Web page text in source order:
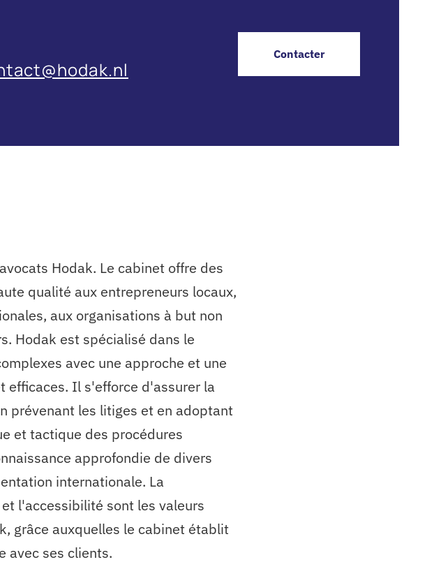
Contacter
Hodak. Le cabinet offre des
qualité aux entrepreneurs locaux,
aux organisations à but non
Hodak est spécialisé dans le
avec une approche et une
efficaces. Il s'efforce d'assurer la
prévenant les litiges et en adoptant
et tactique des procédures
approfondie de divers
internationale. La
l'accessibilité sont les valeurs
grâce auxquelles le cabinet établit
avec ses clients.